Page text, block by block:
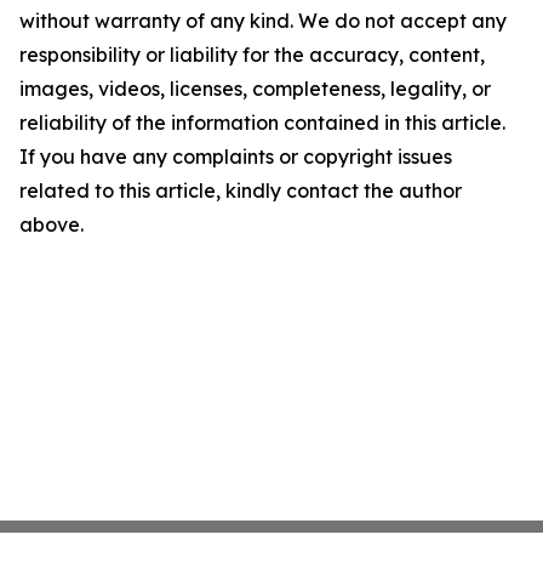
without warranty of any kind. We do not accept any
responsibility or liability for the accuracy, content,
images, videos, licenses, completeness, legality, or
reliability of the information contained in this article.
If you have any complaints or copyright issues
related to this article, kindly contact the author
above.